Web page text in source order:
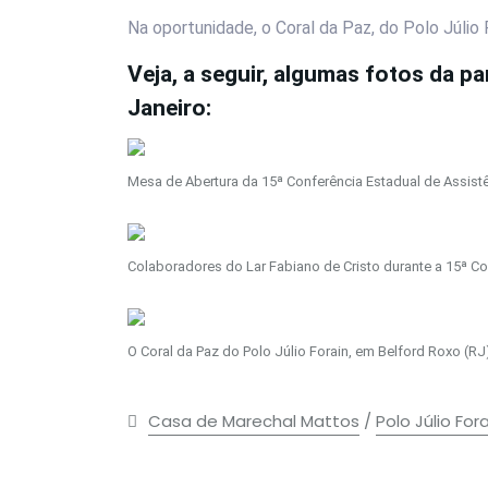
Na oportunidade, o Coral da Paz, do Polo
Veja, a seguir, algumas fotos da
Janeiro:
Mesa de Abertura da 15ª Conferência Estadual de
Colaboradores do Lar Fabiano de Cristo durante a 15ª
O Coral da Paz do Polo Júlio Forain, em Belford Roxo
Casa de Marechal Mattos / Polo Júlio